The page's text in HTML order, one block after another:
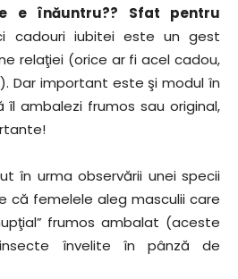
e înăuntru?? Sfat pentru
cadouri iubitei este un gest
relaţiei (orice ar fi acel cadou,
Dar important este şi modul în
ambalezi frumos sau original,
în urma observării unei specii
că femelele aleg masculii care
frumos ambalat (aceste
învelite în pânză de